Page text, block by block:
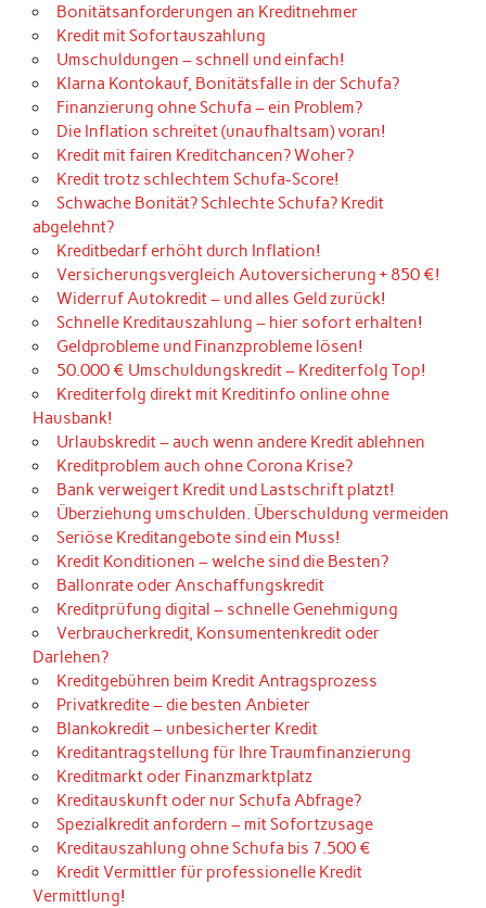
Bonitätsanforderungen an Kreditnehmer
Kredit mit Sofortauszahlung
Umschuldungen – schnell und einfach!
Klarna Kontokauf, Bonitätsfalle in der Schufa?
Finanzierung ohne Schufa – ein Problem?
Die Inflation schreitet (unaufhaltsam) voran!
Kredit mit fairen Kreditchancen? Woher?
Kredit trotz schlechtem Schufa-Score!
Schwache Bonität? Schlechte Schufa? Kredit
abgelehnt?
Kreditbedarf erhöht durch Inflation!
Versicherungsvergleich Autoversicherung + 850 €!
Widerruf Autokredit – und alles Geld zurück!
Schnelle Kreditauszahlung – hier sofort erhalten!
Geldprobleme und Finanzprobleme lösen!
50.000 € Umschuldungskredit – Krediterfolg Top!
Krediterfolg direkt mit Kreditinfo online ohne
Hausbank!
Urlaubskredit – auch wenn andere Kredit ablehnen
Kreditproblem auch ohne Corona Krise?
Bank verweigert Kredit und Lastschrift platzt!
Überziehung umschulden. Überschuldung vermeiden
Seriöse Kreditangebote sind ein Muss!
Kredit Konditionen – welche sind die Besten?
Ballonrate oder Anschaffungskredit
Kreditprüfung digital – schnelle Genehmigung
Verbraucherkredit, Konsumentenkredit oder
Darlehen?
Kreditgebühren beim Kredit Antragsprozess
Privatkredite – die besten Anbieter
Blankokredit – unbesicherter Kredit
Kreditantragstellung für Ihre Traumfinanzierung
Kreditmarkt oder Finanzmarktplatz
Kreditauskunft oder nur Schufa Abfrage?
Spezialkredit anfordern – mit Sofortzusage
Kreditauszahlung ohne Schufa bis 7.500 €
Kredit Vermittler für professionelle Kredit
Vermittlung!